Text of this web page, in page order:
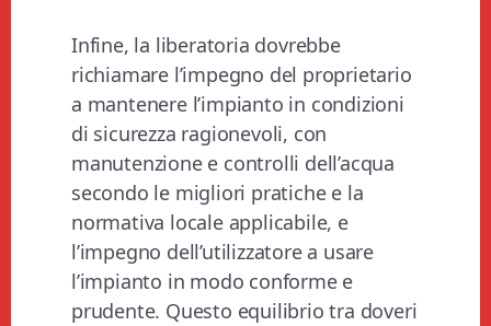
Infine, la liberatoria dovrebbe
richiamare l’impegno del proprietario
a mantenere l’impianto in condizioni
di sicurezza ragionevoli, con
manutenzione e controlli dell’acqua
secondo le migliori pratiche e la
normativa locale applicabile, e
l’impegno dell’utilizzatore a usare
l’impianto in modo conforme e
prudente. Questo equilibrio tra doveri